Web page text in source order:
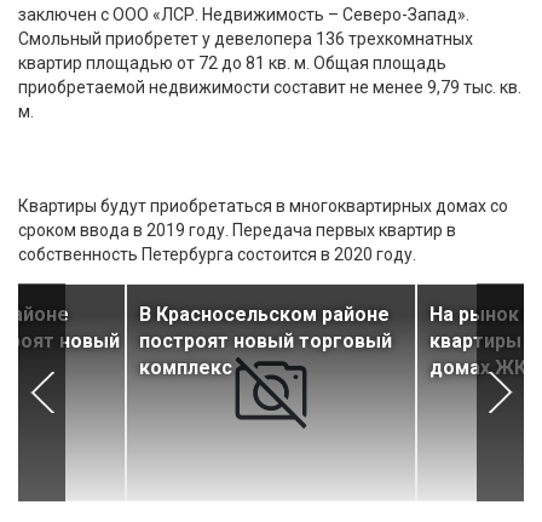
заключен с ООО «ЛСР. Недвижимость – Северо-Запад».
Смольный приобретет у девелопера 136 трехкомнатных
квартир площадью от 72 до 81 кв. м. Общая площадь
приобретаемой недвижимости составит не менее 9,79 тыс. кв.
м.
Квартиры будут приобретаться в многоквартирных домах со
сроком ввода в 2019 году. Передача первых квартир в
собственность Петербурга состоится в 2020 году.
новый
В Красносельском районе
построят новый торговый
комплекс
На рынок
квартиры
домах ЖК